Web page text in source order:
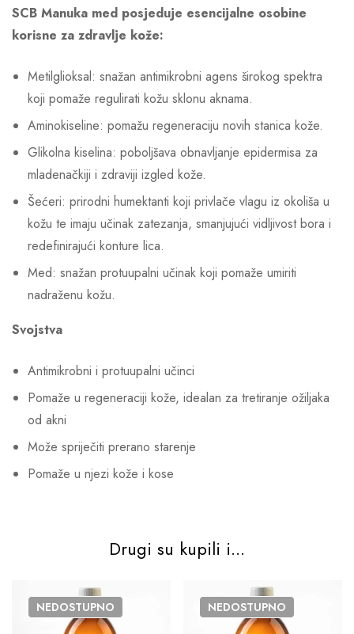
SCB Manuka med posjeduje esencijalne osobine
korisne za zdravlje kože:
Metilglioksal: snažan antimikrobni agens širokog spektra
koji pomaže regulirati kožu sklonu aknama.
Aminokiseline: pomažu regeneraciju novih stanica kože.
Glikolna kiselina: poboljšava obnavljanje epidermisa za
mladenačkiji i zdraviji izgled kože.
Šećeri: prirodni humektanti koji privlače vlagu iz okoliša u
kožu te imaju učinak zatezanja, smanjujući vidljivost bora i
redefinirajući konture lica.
Med: snažan protuupalni učinak koji pomaže umiriti
nadraženu kožu.
Svojstva
Antimikrobni i protuupalni učinci
Pomaže u regeneraciji kože, idealan za tretiranje ožiljaka
od akni
Može spriječiti prerano starenje
Pomaže u njezi kože i kose
Drugi su kupili i...
NEDOSTUPNO NEDOSTUPNO